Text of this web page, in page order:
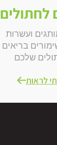
לחתולים
בריאים
שלכם
לראות